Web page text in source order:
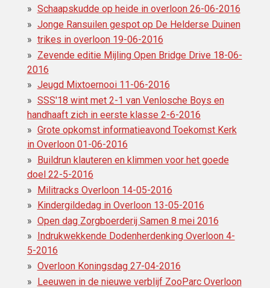
Schaapskudde op heide in overloon 26-06-2016
Jonge Ransuilen gespot op De Helderse Duinen
trikes in overloon 19-06-2016
Zevende editie Mijling Open Bridge Drive 18-06-
2016
Jeugd Mixtoernooi 11-06-2016
SSS'18 wint met 2-1 van Venlosche Boys en
handhaaft zich in eerste klasse 2-6-2016
Grote opkomst informatieavond Toekomst Kerk
in Overloon 01-06-2016
Buildrun klauteren en klimmen voor het goede
doel 22-5-2016
Militracks Overloon 14-05-2016
Kindergildedag in Overloon 13-05-2016
Open dag Zorgboerderij Samen 8 mei 2016
Indrukwekkende Dodenherdenking Overloon 4-
5-2016
Overloon Koningsdag 27-04-2016
Leeuwen in de nieuwe verblijf ZooParc Overloon